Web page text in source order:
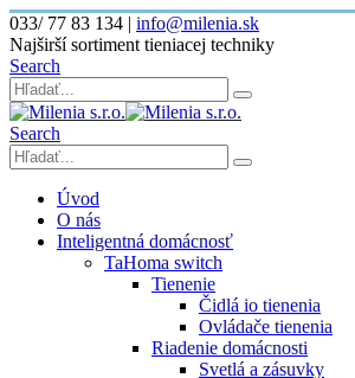
033/ 77 83 134 | info@milenia.sk
Najširší sortiment tieniacej techniky
Search
Search
Úvod
O nás
Inteligentná domácnosť
TaHoma switch
Tienenie
Čidlá io tienenia
Ovládače tienenia
Riadenie domácnosti
Svetlá a zásuvky